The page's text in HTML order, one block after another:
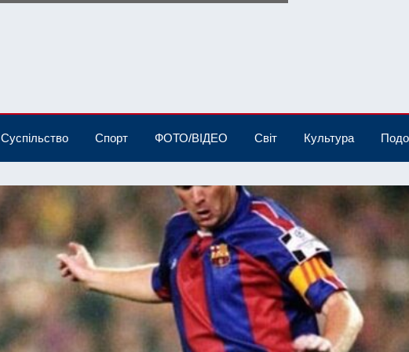
Суспільство Спорт ФОТО/ВІДЕО Світ Культура